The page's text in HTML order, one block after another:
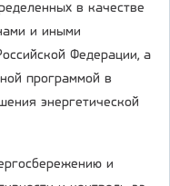
в качестве
и иными
Федерации, а
программой в
энергетической
и